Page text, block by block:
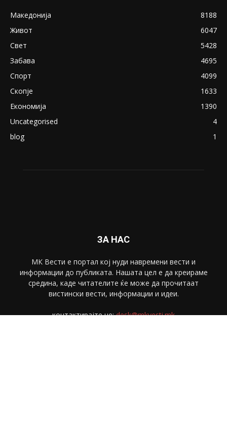
Македонија
8188
Живот
6047
Свет
5428
Забава
4695
Спорт
4099
Скопје
1633
Економија
1390
Uncategorised
4
blog
1
ЗА НАС
МК Вести е портал коj нуди навремени вести и
информации до публиката. Нашата цел е да креираме
средина, каде читателите ќе може да прочитаат
вистински вести, информации и идеи.
контактирајте не:desk@mkvesti.mk